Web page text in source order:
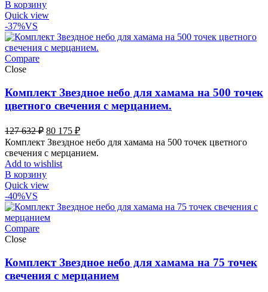
В корзину
Quick view
-37%VS
Compare
Close
Комплект Звездное небо для хамама на 500 точек
цветного свечения с мерцанием.
127 632₽ Первоначальная
цена
составляла
127
632 ₽.
80 175 ₽Текущая
цена:
80
Комплект Звездное небо для хамама на 500 точек цветного
свечения с мерцанием.
Add to wishlist
В корзину
Quick view
-40%VS
Compare
Close
Комплект Звездное небо для хамама на 75 точек
свечения с мерцанием